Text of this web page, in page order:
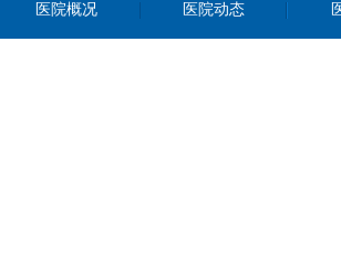
医院概况 医院动态